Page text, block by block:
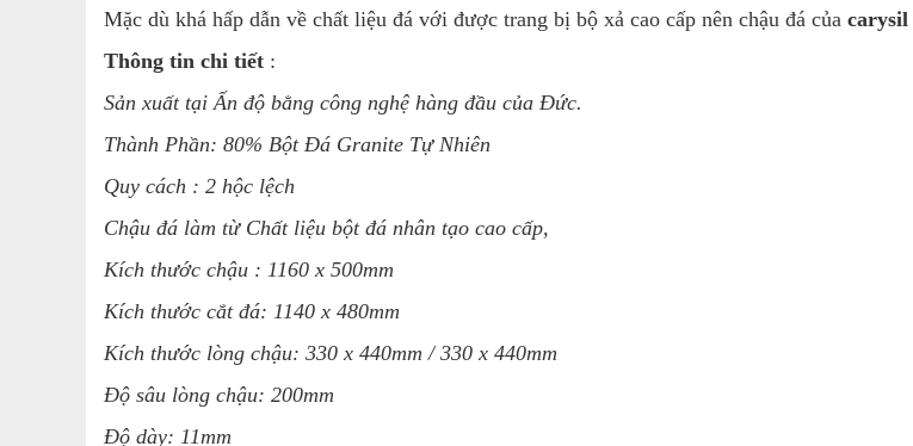
Mặc dù khá hấp dẫn về chất liệu đá với được trang bị bộ xả cao cấp nên chậu đá của carysil
Thông tin chi tiết :
Sản xuất tại Ấn độ bằng công nghệ hàng đầu của Đức.
Thành Phần: 80% Bột Đá Granite Tự Nhiên
Quy cách : 2 hộc lệch
Chậu đá làm từ Chất liệu bột đá nhân tạo cao cấp,
Kích thước chậu : 1160 x 500mm
Kích thước cắt đá: 1140 x 480mm
Kích thước lòng chậu: 330 x 440mm / 330 x 440mm
Độ sâu lòng chậu: 200mm
Độ dày: 11mm